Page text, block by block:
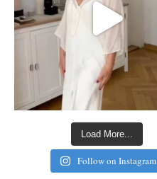
Load More...
Follow on Instagram